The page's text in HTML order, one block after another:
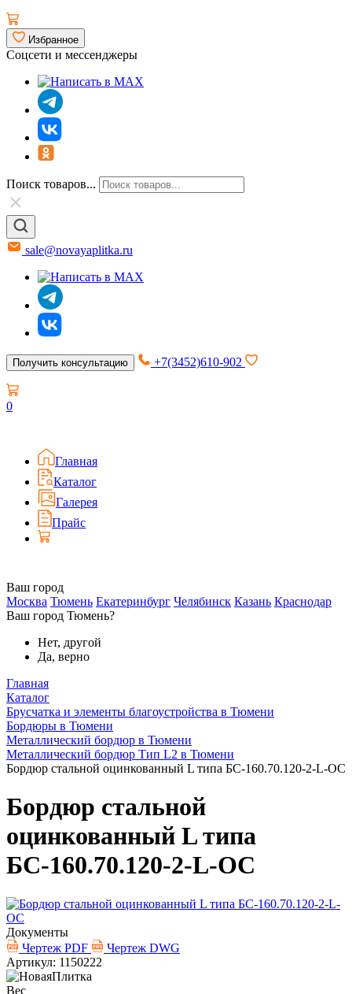
Избранное
Соцсети и мессенджеры
Поиск товаров...
sale@novayaplitka.ru
Получить консультацию +7(3452)610-902
0
Главная
Каталог
Галерея
Прайс
Ваш город
Москва Тюмень Екатеринбург Челябинск Казань Краснодар
Ваш город Тюмень?
Нет, другой
Да, верно
Главная
Каталог
Брусчатка и элементы благоустройства в Тюмени
Бордюры в Тюмени
Металлический бордюр в Тюмени
Металлический бордюр Тип L2 в Тюмени
Бордюр стальной оцинкованный L типа БС-160.70.120-2-L-ОС
Бордюр стальной
оцинкованный L типа
БС-160.70.120-2-L-ОС
Документы
Чертеж PDF
Чертеж DWG
Артикул: 1150222
Вес